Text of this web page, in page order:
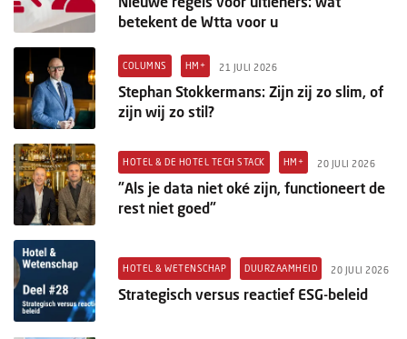
betekent de Wtta voor u
COLUMNS HM+ 21 JULI 2026
Stephan Stokkermans: Zijn zij zo slim, of
zijn wij zo stil?
HOTEL & DE HOTEL TECH STACK HM+ 20 JULI 2026
"Als je data niet oké zijn, functioneert de
rest niet goed"
HOTEL & WETENSCHAP DUURZAAMHEID 20 JULI 2026
Strategisch versus reactief ESG-beleid